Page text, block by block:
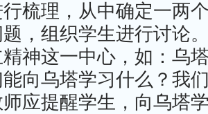
梳理，从中确定一两
，组织学生进行讨论
神这一中心，如：乌
向乌塔学习什么？我
应提醒学生，向乌塔